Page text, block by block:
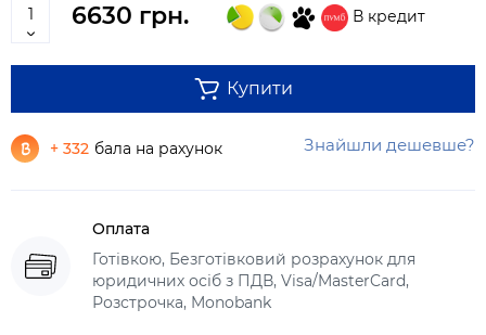
6630 грн. В кредит
Купити
+ 332 бала на рахунок Знайшли дешевше?
Оплата
Готівкою, Безготівковий розрахунок для
юридичних осіб з ПДВ, Visa/MasterCard,
Розстрочка, Monobank